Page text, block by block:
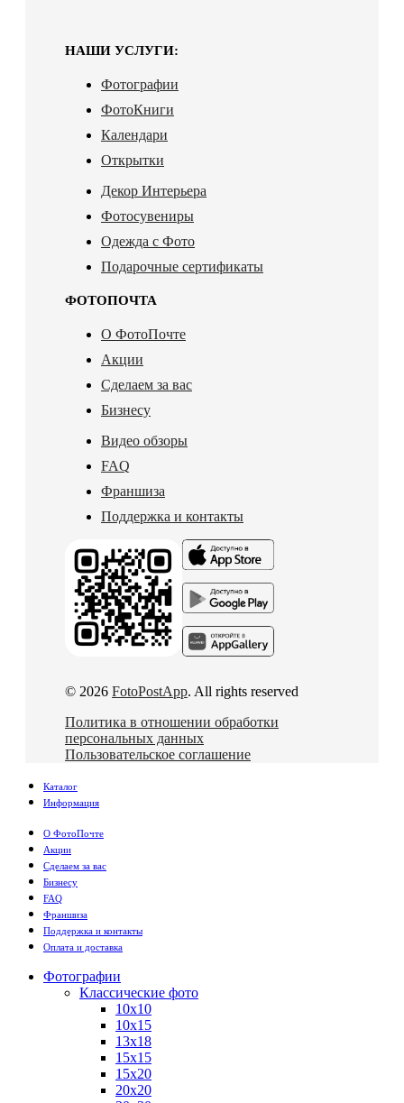
НАШИ УСЛУГИ:
Фотографии
ФотоКниги
Календари
Открытки
Декор Интерьера
Фотосувениры
Одежда с Фото
Подарочные сертификаты
ФОТОПОЧТА
О ФотоПочте
Акции
Сделаем за вас
Бизнесу
Видео обзоры
FAQ
Франшиза
Поддержка и контакты
© 2026 FotoPostApp. All rights reserved
Политика в отношении обработки
персональных данных
Пользовательское соглашение
Каталог
Информация
О ФотоПочте
Акции
Сделаем за вас
Бизнесу
FAQ
Франшиза
Поддержка и контакты
Оплата и доставка
Фотографии
Классические фото
10х10
10х15
13х18
15х15
15х20
20х20